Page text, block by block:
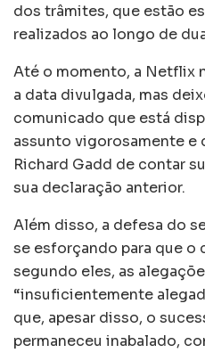
dos trâmites, que estão
realizados ao longo de
Até o momento, a Netflix
a data divulgada, mas
comunicado que está
assunto vigorosamente
Richard Gadd de contar
sua declaração anterior.
Além disso, a defesa do
se esforçando para que o
segundo eles, as
“insuficientemente
que, apesar disso, o
permaneceu inabalado,